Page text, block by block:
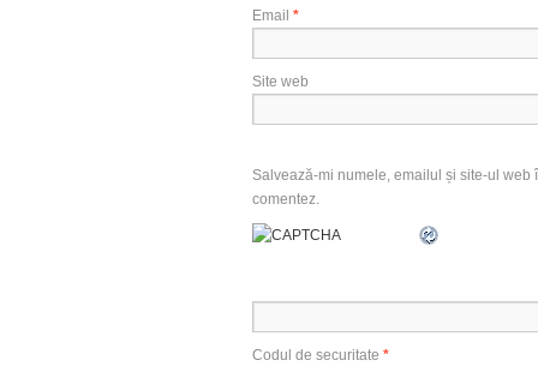
Email *
Site web
Salvează-mi numele, emailul și site-ul
comentez.
Codul de securitate *